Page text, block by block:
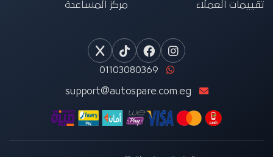
تقييمات العملاء مركز المساعدة